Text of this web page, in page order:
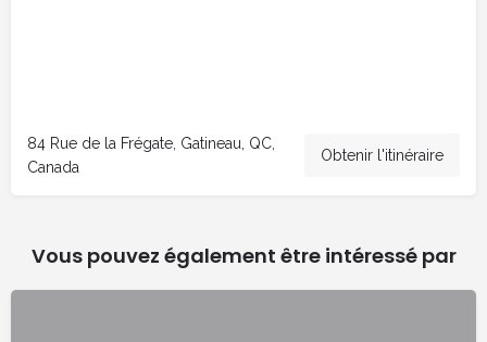
84 Rue de la Frégate, Gatineau, QC,
Canada
Obtenir l'itinéraire
Vous pouvez également être intéressé par